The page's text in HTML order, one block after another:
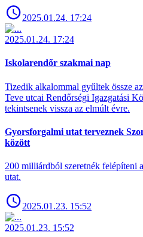
2025.01.24. 17:24
2025.01.24. 17:24
Iskolarendőr szakmai nap
Tizedik alkalommal gyűltek össze
Teve utcai Rendőrségi Igazgatási
tekintsenek vissza az elmúlt évre.
Gyorsforgalmi utat terveznek
között
200 milliárdból szeretnék felépíteni
utat.
2025.01.23. 15:52
2025.01.23. 15:52